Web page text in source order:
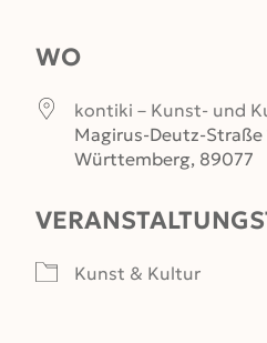
WO
kontiki – Kunst- und
Magirus-Deutz-Straße
Württemberg, 89077
Kunst & Kultur